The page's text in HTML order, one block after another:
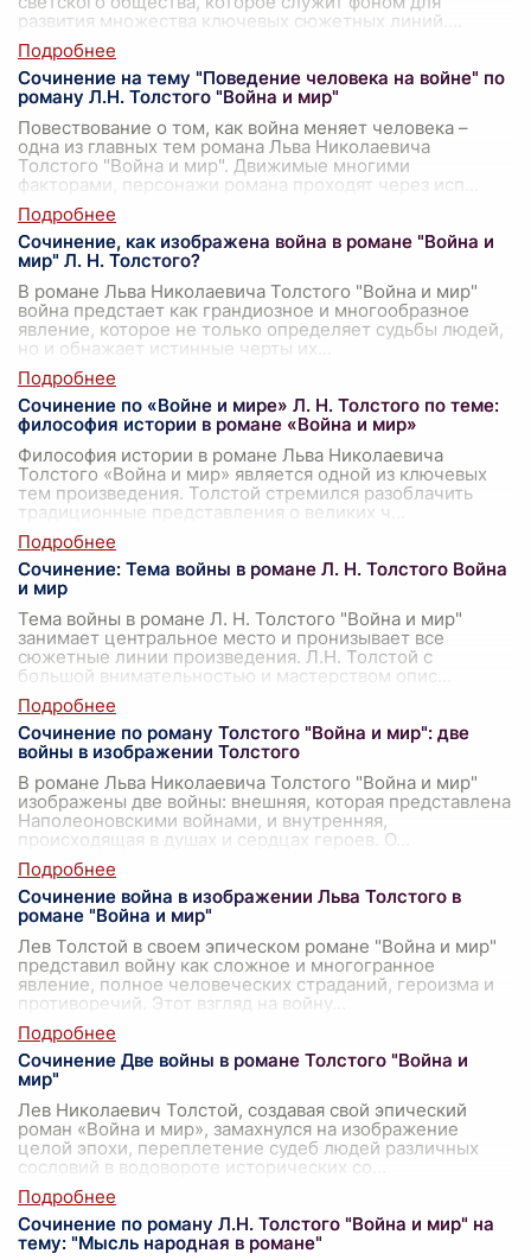
развития множества ключевых сюжетных линий.
Сочинение на тему "Поведение человека на войне" по
роману Л.Н. Толстого "Война и мир"
Повествование о том, как война меняет человека –
одна из главных тем романа Льва Николаевича
Толстого "Война и мир". Движимые многими
факторами, персонажи романа проходят через исп
Сочинение, как изображена война в романе "Война и
мир" Л. Н. Толстого?
В романе Льва Николаевича Толстого "Война и мир"
война предстает как грандиозное и многообразное
явление, которое не только определяет судьбы людей,
но и обнажает истинные черты их
Сочинение по «Войне и мире» Л. Н. Толстого по теме:
философия истории в романе «Война и мир»
Философия истории в романе Льва Николаевича
Толстого «Война и мир» является одной из ключевых
тем произведения. Толстой стремился разоблачить
традиционные представления о великих ч
Сочинение: Тема войны в романе Л. Н. Толстого Война
и мир
Тема войны в романе Л. Н. Толстого "Война и мир"
занимает центральное место и пронизывает все
сюжетные линии произведения. Л.Н. Толстой с
большой внимательностью и мастерством опис
Сочинение по роману Толстого "Война и мир": две
войны в изображении Толстого
В романе Льва Николаевича Толстого "Война и мир"
изображены две войны: внешняя, которая представлена
Наполеоновскими войнами, и внутренняя,
происходящая в душах и сердцах героев. О
Сочинение война в изображении Льва Толстого в
романе "Война и мир"
Лев Толстой в своем эпическом романе "Война и мир"
представил войну как сложное и многогранное
явление, полное человеческих страданий, героизма и
противоречий. Этот взгляд на войну
Сочинение Две войны в романе Толстого "Война и
мир"
Лев Николаевич Толстой, создавая свой эпический
роман «Война и мир», замахнулся на изображение
целой эпохи, переплетение судеб людей различных
сословий в водовороте исторических со
Сочинение по роману Л.Н. Толстого "Война и мир" на
тему: "Мысль народная в романе"